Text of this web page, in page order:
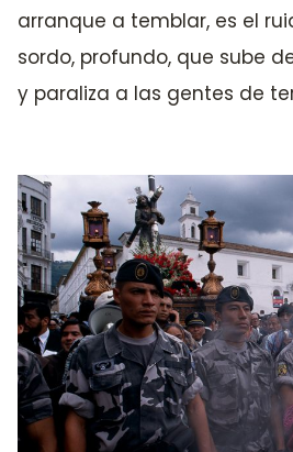
arranque a temblar, es el
sordo, profundo, que sube
y paraliza a las gentes de